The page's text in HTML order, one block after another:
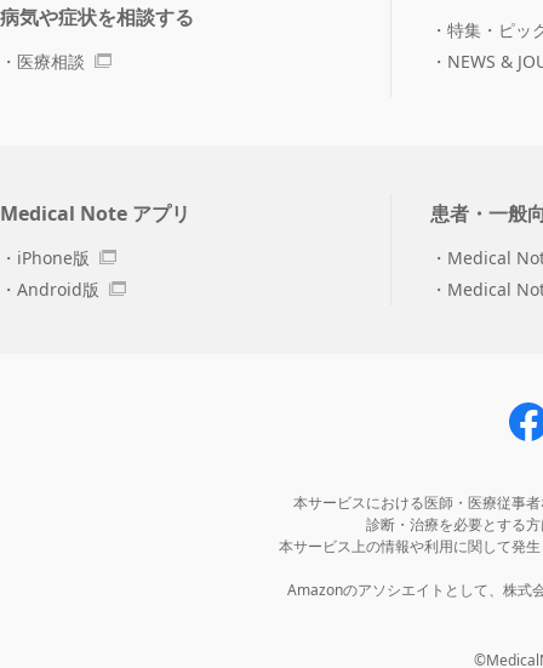
病気や症状を相談する
医療相談
特集・ピッ
NEWS &
Medical Note アプリ
iPhone版
Android版
患者・一般
Medical
Medical
本サービスにおける医師・医療従事
診断・治療を必要とする
本サービス上の情報や利用に関して発
Amazonのアソシエイトとして、株式